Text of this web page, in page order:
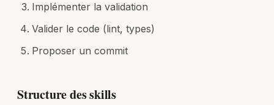
Implémenter la validation
Valider le code (lint, types)
Proposer un commit
Structure des skills